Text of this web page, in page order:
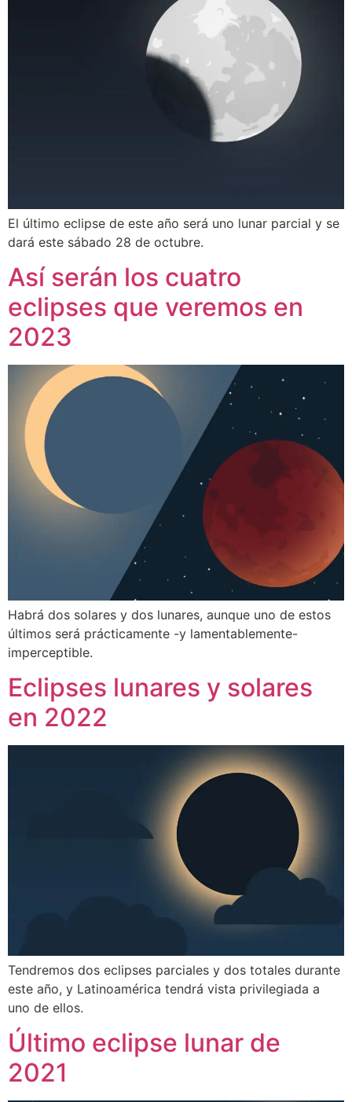
El último eclipse de este año será uno lunar parcial y se
dará este sábado 28 de octubre.
Así serán los cuatro
eclipses que veremos en
2023
Habrá dos solares y dos lunares, aunque uno de estos
últimos será prácticamente -y lamentablemente-
imperceptible.
Eclipses lunares y solares
en 2022
Tendremos dos eclipses parciales y dos totales durante
este año, y Latinoamérica tendrá vista privilegiada a
uno de ellos.
Último eclipse lunar de
2021